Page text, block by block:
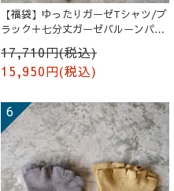
【福袋】ゆったりガーゼTシャツ/ブ
ラック＋七分丈ガーゼバルーンパン
ツ /ブルー
17,710円(税込)
15,950円(税込)